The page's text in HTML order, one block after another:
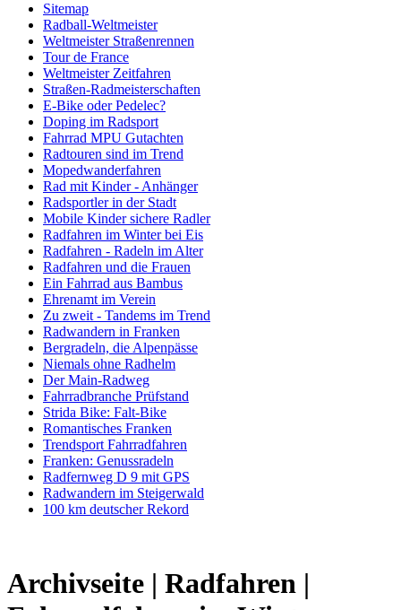
Sitemap
Radball-Weltmeister
Weltmeister Straßen­rennen
Tour de France
Weltmeister Zeitfahren
Straßen-Radmeister­schaften
E-Bike oder Pedelec?
Doping im Radsport
Fahrrad MPU Gutachten
Radtouren sind im Trend
Mopedwanderfahren
Rad mit Kinder - Anhänger
Radsportler in der Stadt
Mobile Kinder sichere Radler
Radfahren im Winter bei Eis
Radfahren - Radeln im Alter
Radfahren und die Frauen
Ein Fahrrad aus Bambus
Ehrenamt im Verein
Zu zweit - Tandems im Trend
Radwandern in Franken
Bergradeln, die Alpenpässe
Niemals ohne Radhelm
Der Main-Radweg
Fahrradbranche Prüfstand
Strida Bike: Falt-Bike
Romantisches Franken
Trendsport Fahrradfahren
Franken: Genussradeln
Radfernweg D 9 mit GPS
Radwandern im Steigerwald
100 km deutscher Rekord
Archivseite | Radfahren |